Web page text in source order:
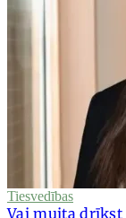
Tiesvedības
Vai muita drīkst